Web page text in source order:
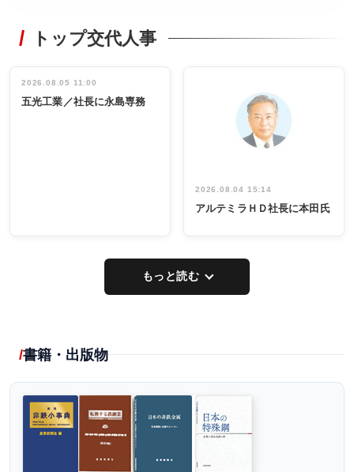
非鉄業界で
インタビュ
ー／社内ア
タックトレー
祝う 業界関
係者ら220人
出席
トップ交代人事
2026.08.05 11:00
五光工業／社長に永島専務
2026.08.04 15:14
アルテミラＨＤ社長に本田氏
もっと読む
書籍・出版物